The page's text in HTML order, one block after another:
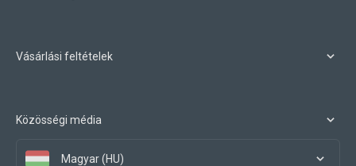
Vásárlási feltételek
Közösségi média
Magyar (HU)